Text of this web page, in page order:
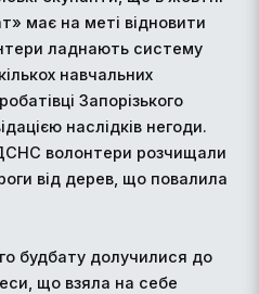
має на меті відновити
ладнають систему
навчальних
Запорізького
наслідків негоди.
волонтери розчищали
від дерев, що повалила
будбату долучилися до
що взяла на себе